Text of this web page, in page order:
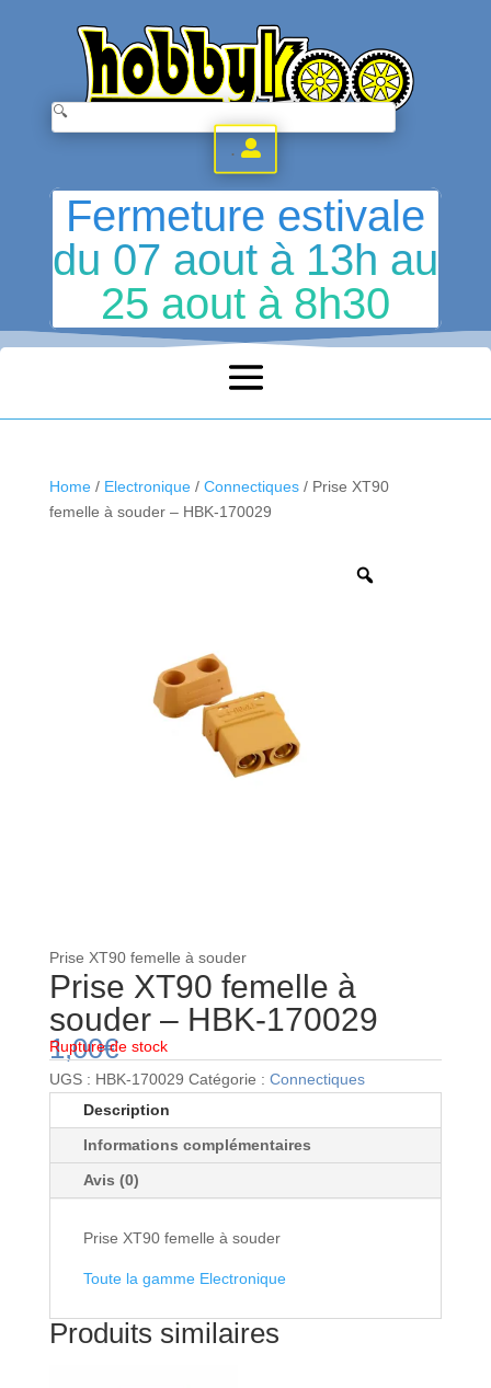
.
Fermeture estivale
du 07 aout à 13h au
25 aout à 8h30
Home/ Electronique/ Connectiques/ Prise XT90
femelle à souder – HBK-170029
Prise XT90 femelle à souder
Prise XT90 femelle à
souder – HBK-170029
1,00€
Rupture de stock
UGS : HBK-170029 Catégorie : Connectiques
Description
Informations complémentaires
Avis (0)
Prise XT90 femelle à souder
Toute la gamme Electronique
Produits similaires